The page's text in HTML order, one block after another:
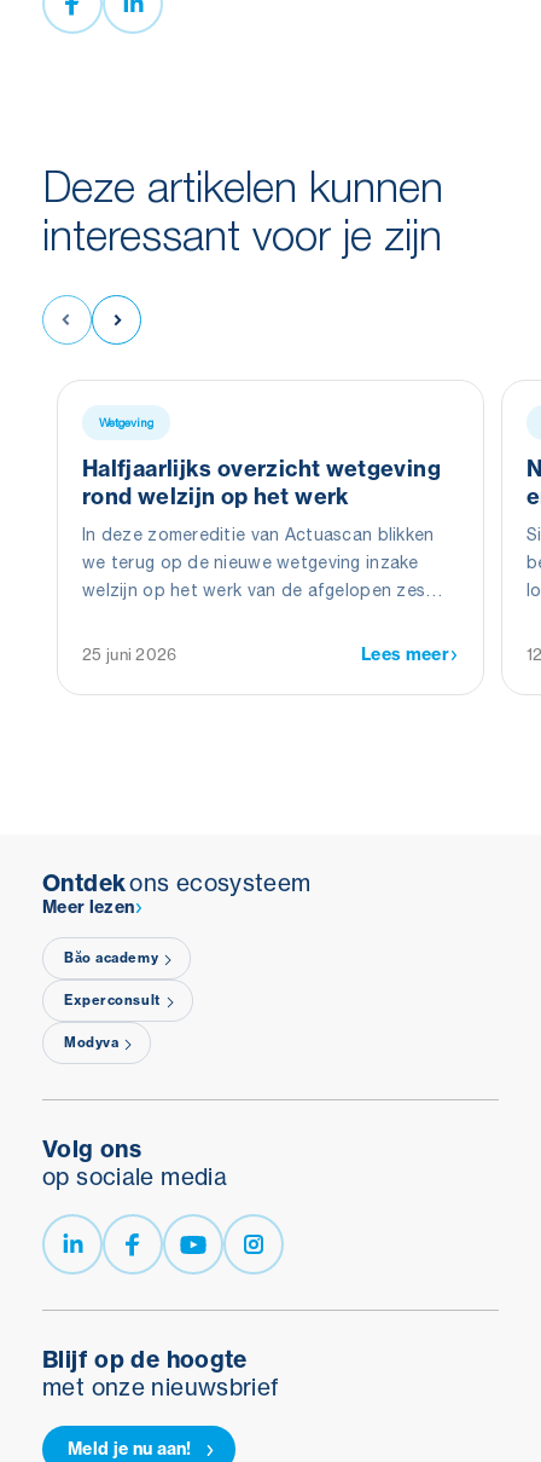
Deze artikelen kunnen
interessant voor je zijn
Wetgeving
Halfjaarlijks overzicht wetgeving
rond welzijn op het werk
In deze zomereditie van Actuascan blikken
we terug op de nieuwe wetgeving inzake
welzijn op het werk van de afgelopen zes
25 juni 2026
Lees meer
Ontdekons ecosysteem
Meer lezen
Băo academy
Experconsult
Modyva
Blijf op de hoogte
met onze nieuwsbrief
Meld je nu aan!
Volg ons
op sociale media